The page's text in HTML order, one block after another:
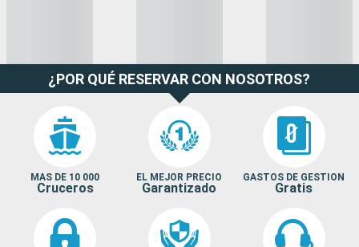
¿POR QUÉ RESERVAR CON NOSOTROS?
MAS DE 10 000
Cruceros
EL MEJOR PRECIO
Garantizado
GASTOS DE GESTION
Gratis